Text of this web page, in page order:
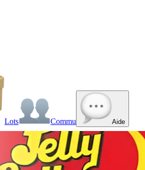
Lots Commu Aide